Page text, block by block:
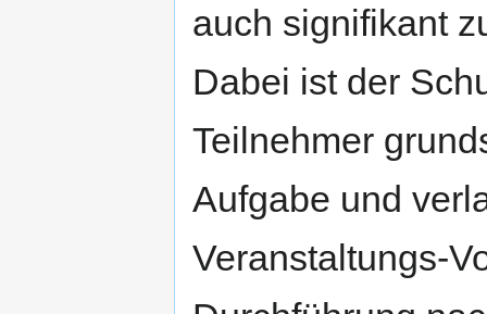
auch signifikant
Dabei ist der
Teilnehmer
Aufgabe und
Veranstaltungs-